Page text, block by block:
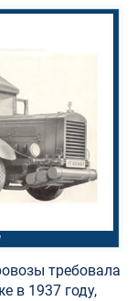
требовала
в 1937 году,